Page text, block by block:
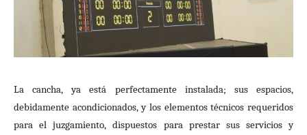
La cancha, ya está perfectamente instalada; sus espacios,
debidamente acondicionados, y los elementos técnicos requeridos
para el juzgamiento, dispuestos para prestar sus servicios y